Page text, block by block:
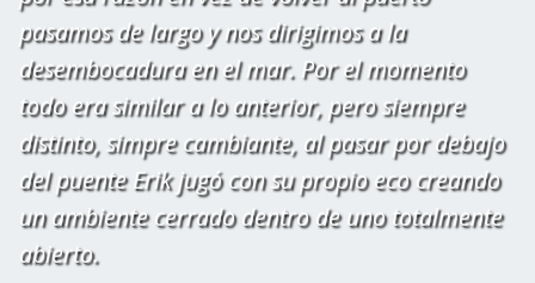
pasamos de largo y nos dirigimos a la
desembocadura en el mar. Por el momento
todo era similar a lo anterior, pero siempre
distinto, simpre cambiante, al pasar por debajo
del puente Erik jugó con su propio eco creando
un ambiente cerrado dentro de uno totalmente
abierto.